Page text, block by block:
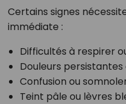
Certains signes
immédiate :
Difficultés à respirer
Douleurs
Confusion ou
Teint pâle ou lèvres